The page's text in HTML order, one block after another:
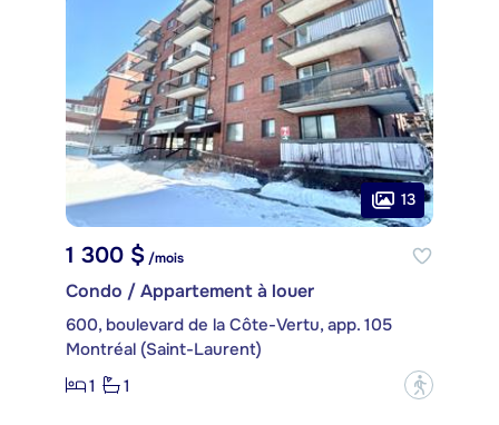
13
1 300 $/mois
Condo / Appartement à louer
600, boulevard de la Côte-Vertu, app. 105
Montréal (Saint-Laurent)
1
1 ?